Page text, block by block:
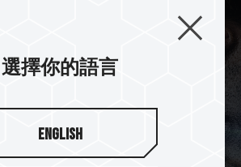
選擇你的語言
English